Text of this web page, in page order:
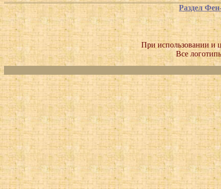
Раздел
При использовании и
Все